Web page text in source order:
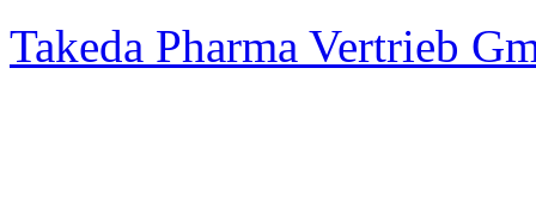
Takeda Pharma Vertrieb